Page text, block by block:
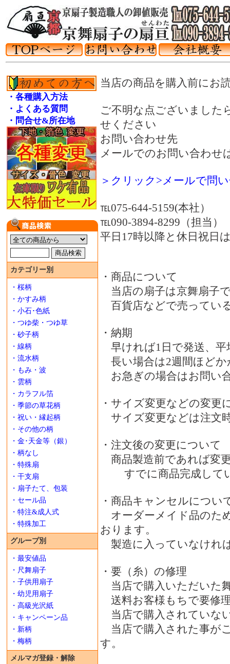
・各種購入方法
・よくある質問
・問合せ&所在地
カテゴリー別
・桜柄
・かすみ柄
・小石･色紙
・つゆ柴・つゆ草
・砂子柄
・線柄
・流水柄
・もみ・波
・雲柄
・カラフル箔
・季節の草花柄
・祝い・縁起柄
・その他の柄
・金･天金等（銀）
・柄なし
・特殊扇
・干支扇
・扇子たて、包装
・セール品
・特注&成人式
・特殊加工
グループ別
・最安値品
・尺舞扇子
・子供用扇子
・幼児用扇子
・高級光沢紙
・キャンペーン品
・新柄
・梅柄
メルマガ登録・解除
当店の商品を購入前にお
ご不明な点ございました
せください
お問い合わせ先
メールでのお問い合わせ
＞クリック>メールで問
℡075-644-5159(本社）
℡090-3894-8299（担当）
平日17時以降と休日祝日
・商品について
当店の扇子は京舞扇子
百貨店などで売ってい
・納期
早ければ1日で発送、平
長い場合は2週間ほどか
お急ぎの場合はお問い
・サイズ変更などの変更
サイズ変更などは注文
・注文後の変更について
商品製造前であれば変
すでに商品完成して
・商品キャンセルについ
オーダーメイド品のた
おります。
製造に入っていなけれ
・要（糸）の修理
当店で購入いただいた
送料お客様もちで要修
当店で購入されていな
当店で購入された事が
す。